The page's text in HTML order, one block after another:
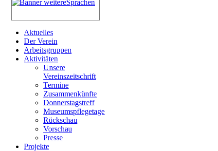
Aktuelles
Der Verein
Arbeitsgruppen
Aktivitäten
Unsere
Vereinszeitschrift
Termine
Zusammenkünfte
Donnerstagstreff
Museumspflegetage
Rückschau
Vorschau
Presse
Projekte